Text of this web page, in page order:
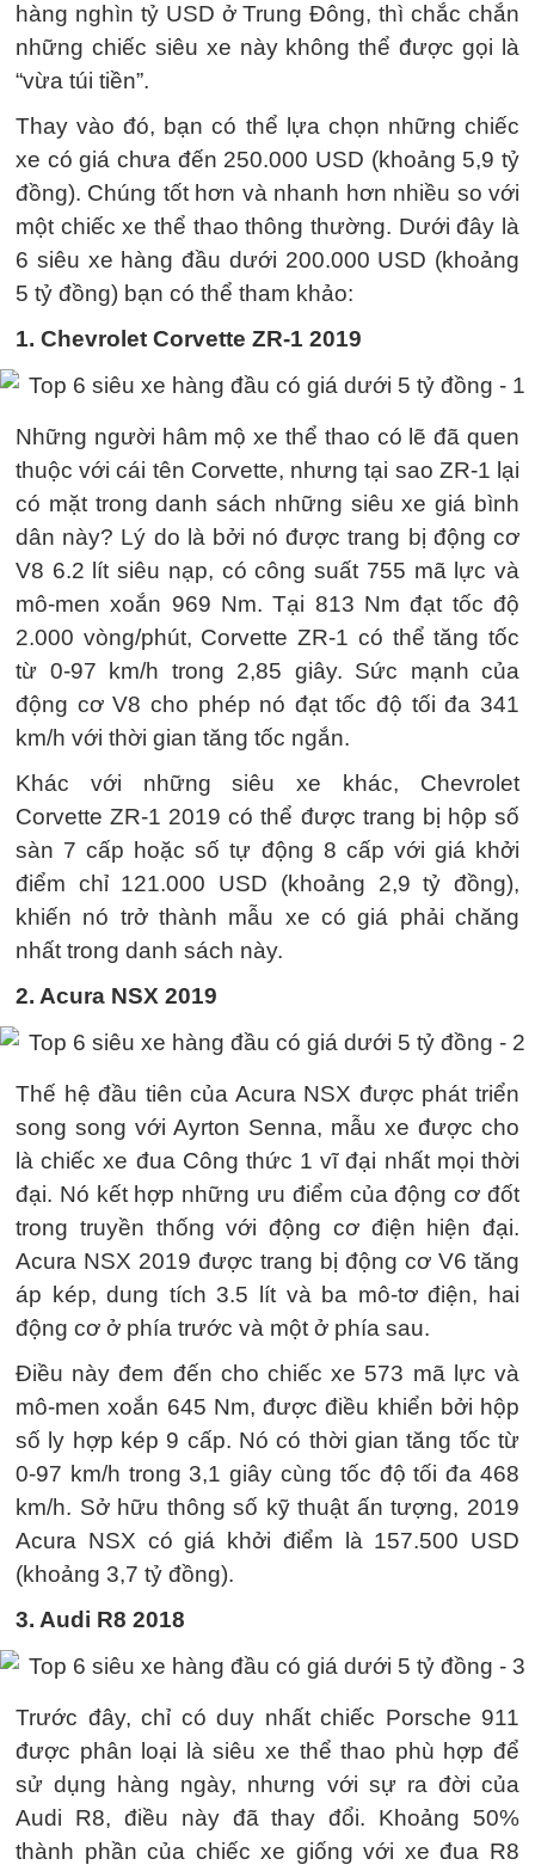
hàng nghìn tỷ USD ở Trung Đông, thì chắc chắn
những chiếc siêu xe này không thể được gọi là
“vừa túi tiền”.
Thay vào đó, bạn có thể lựa chọn những chiếc
xe có giá chưa đến 250.000 USD (khoảng 5,9 tỷ
đồng). Chúng tốt hơn và nhanh hơn nhiều so với
một chiếc xe thể thao thông thường. Dưới đây là
6 siêu xe hàng đầu dưới 200.000 USD (khoảng
5 tỷ đồng) bạn có thể tham khảo:
1. Chevrolet Corvette ZR-1 2019
Những người hâm mộ xe thể thao có lẽ đã quen
thuộc với cái tên Corvette, nhưng tại sao ZR-1 lại
có mặt trong danh sách những siêu xe giá bình
dân này? Lý do là bởi nó được trang bị động cơ
V8 6.2 lít siêu nạp, có công suất 755 mã lực và
mô-men xoắn 969 Nm. Tại 813 Nm đạt tốc độ
2.000 vòng/phút, Corvette ZR-1 có thể tăng tốc
từ 0-97 km/h trong 2,85 giây. Sức mạnh của
động cơ V8 cho phép nó đạt tốc độ tối đa 341
km/h với thời gian tăng tốc ngắn.
Khác với những siêu xe khác, Chevrolet
Corvette ZR-1 2019 có thể được trang bị hộp số
sàn 7 cấp hoặc số tự động 8 cấp với giá khởi
điểm chỉ 121.000 USD (khoảng 2,9 tỷ đồng),
khiến nó trở thành mẫu xe có giá phải chăng
nhất trong danh sách này.
2. Acura NSX 2019
Thế hệ đầu tiên của Acura NSX được phát triển
song song với Ayrton Senna, mẫu xe được cho
là chiếc xe đua Công thức 1 vĩ đại nhất mọi thời
đại. Nó kết hợp những ưu điểm của động cơ đốt
trong truyền thống với động cơ điện hiện đại.
Acura NSX 2019 được trang bị động cơ V6 tăng
áp kép, dung tích 3.5 lít và ba mô-tơ điện, hai
động cơ ở phía trước và một ở phía sau.
Điều này đem đến cho chiếc xe 573 mã lực và
mô-men xoắn 645 Nm, được điều khiển bởi hộp
số ly hợp kép 9 cấp. Nó có thời gian tăng tốc từ
0-97 km/h trong 3,1 giây cùng tốc độ tối đa 468
km/h. Sở hữu thông số kỹ thuật ấn tượng, 2019
Acura NSX có giá khởi điểm là 157.500 USD
(khoảng 3,7 tỷ đồng).
3. Audi R8 2018
Trước đây, chỉ có duy nhất chiếc Porsche 911
được phân loại là siêu xe thể thao phù hợp để
sử dụng hàng ngày, nhưng với sự ra đời của
Audi R8, điều này đã thay đổi. Khoảng 50%
thành phần của chiếc xe giống với xe đua R8